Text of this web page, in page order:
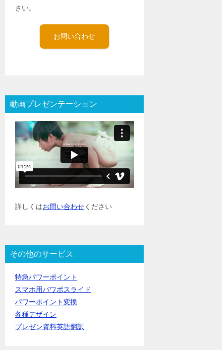
さい。
お問い合わせ
動画プレゼンテーション
詳しくはお問い合わせください
その他のサービス
特急パワーポイント
スマホ用パワポスライド
パワーポイント変換
各種デザイン
プレゼン資料英語翻訳